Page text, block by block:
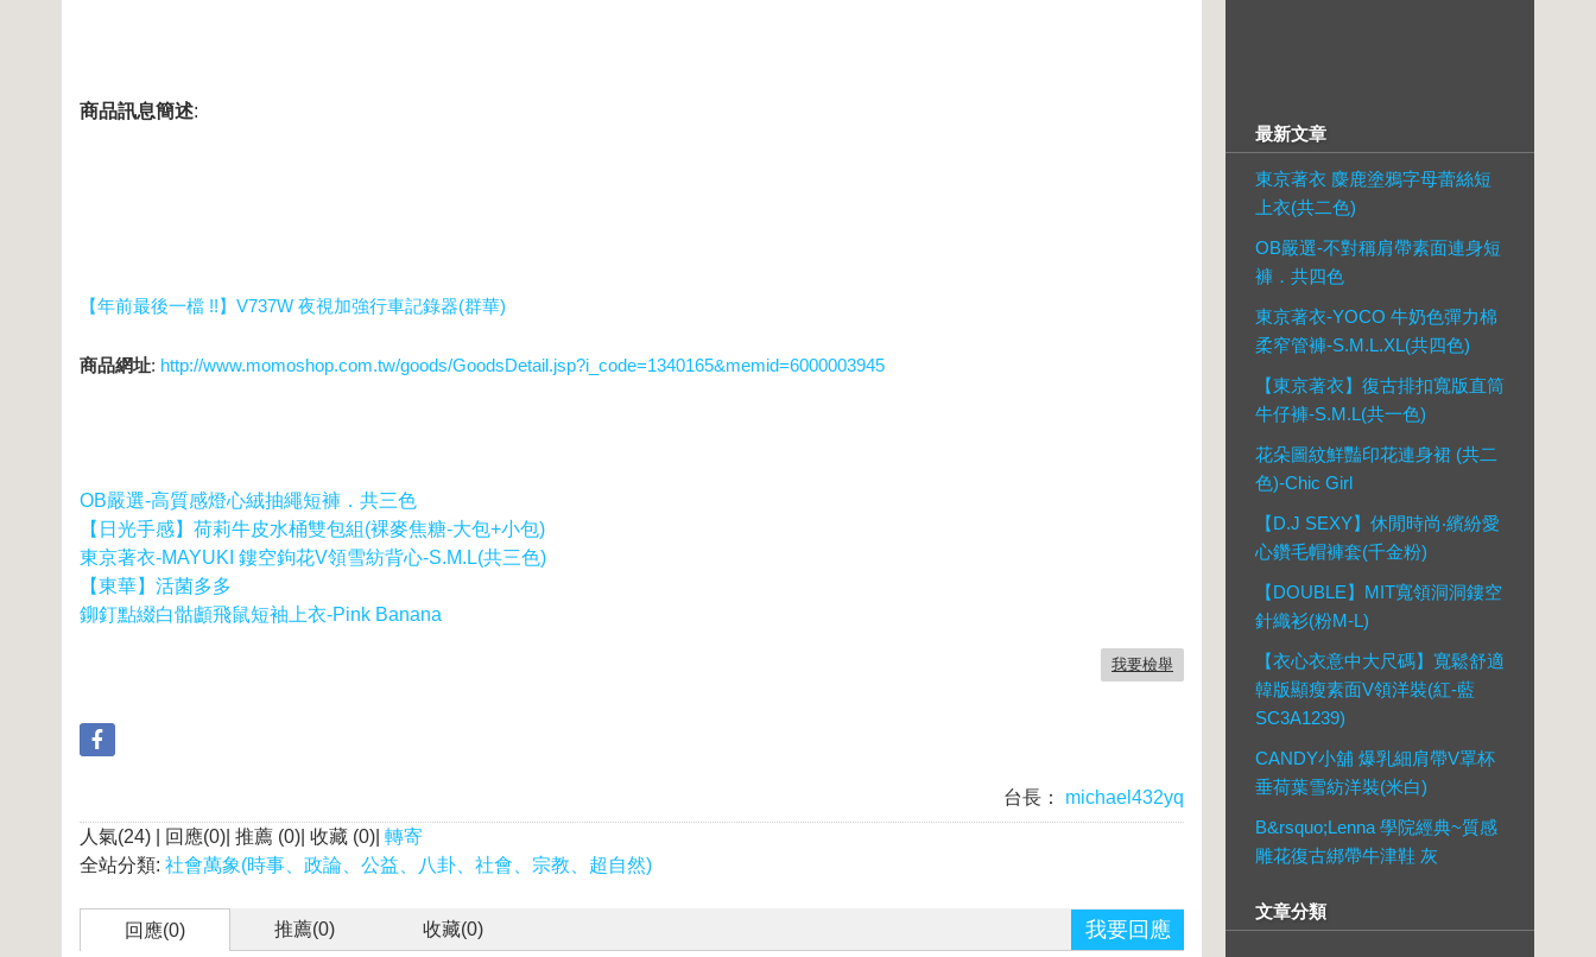
商品訊息簡述:
【年前最後一檔 !!】V737W 夜視加強行車記錄器(群華)
商品網址: http://www.momoshop.com.tw/goods/GoodsDetail.jsp?i_code=1340165&memid=6000003945
OB嚴選-高質感燈心絨抽繩短褲．共三色
【日光手感】荷莉牛皮水桶雙包組(裸麥焦糖-大包+小包)
東京著衣-MAYUKI 鏤空鉤花V領雪紡背心-S.M.L(共三色)
【東華】活菌多多
鉚釘點綴白骷顱飛鼠短袖上衣-Pink Banana
我要檢舉
台長：
michael432yq
人氣(24) | 回應(0)| 推薦 (0)| 收藏 (0)| 轉寄
全站分類: 社會萬象(時事、政論、公益、八卦、社會、宗教、超自然)
回應(0) 推薦(0) 收藏(0) 我要回應
最新文章
東京著衣 麋鹿塗鴉字母蕾絲短
上衣(共二色)
OB嚴選-不對稱肩帶素面連身短
褲．共四色
東京著衣-YOCO 牛奶色彈力棉
柔窄管褲-S.M.L.XL(共四色)
【東京著衣】復古排扣寬版直筒
牛仔褲-S.M.L(共一色)
花朵圖紋鮮豔印花連身裙 (共二
色)-Chic Girl
【D.J SEXY】休閒時尚‧繽紛愛
心鑽毛帽褲套(千金粉)
【DOUBLE】MIT寬領洞洞鏤空
針織衫(粉M-L)
【衣心衣意中大尺碼】寬鬆舒適
韓版顯瘦素面V領洋裝(紅-藍
SC3A1239)
CANDY小舖 爆乳細肩帶V罩杯
垂荷葉雪紡洋裝(米白)
B&rsquo;Lenna 學院經典~質感
雕花復古綁帶牛津鞋 灰
文章分類